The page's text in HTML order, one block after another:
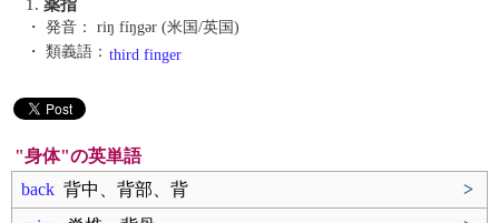
1. 薬指
・ 発音：
riŋ fíŋgər (米国/英国)
・ 類義語： third finger
"身体"の英単語
back 背中、背部、背
>